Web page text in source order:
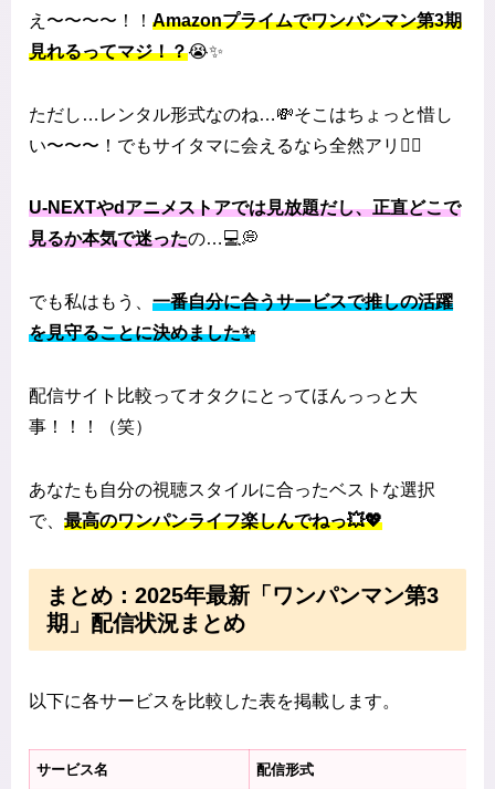
え〜〜〜〜！！ Amazonプライムでワンパンマン第3期
見れるってマジ！？😭✨
ただし…レンタル形式なのね…💸そこはちょっと惜し
い〜〜〜！でもサイタマに会えるなら全然アリ❤️‍🔥
U-NEXTやdアニメストアでは見放題だし、正直どこで
見るか本気で迷ったの…💻💭
でも私はもう、 一番自分に合うサービスで推しの活躍
を見守ることに決めました✨
配信サイト比較ってオタクにとってほんっっと大
事！！！（笑）
あなたも自分の視聴スタイルに合ったベストな選択
で、 最高のワンパンライフ楽しんでねっ💥💖
まとめ：2025年最新「ワンパンマン第3
期」配信状況まとめ
以下に各サービスを比較した表を掲載します。
サービス名 配信形式